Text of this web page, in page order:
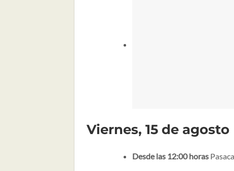
Viernes, 15 de agosto
Desde las 12:00 horas